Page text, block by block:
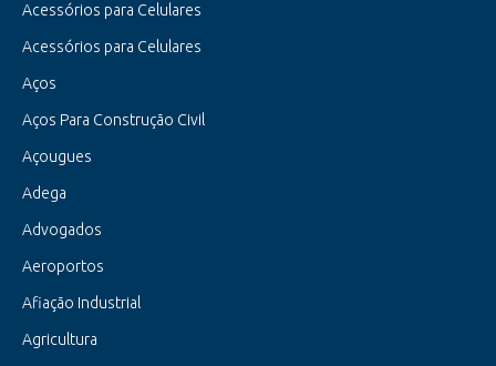
Acessórios para Celulares
Acessórios para Celulares
Aços
Aços Para Construção Civil
Açougues
Adega
Advogados
Aeroportos
Afiação Industrial
Agricultura